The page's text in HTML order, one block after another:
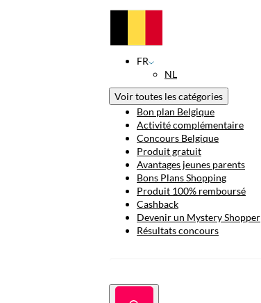
FR
NL
Voir toutes les catégories
Bon plan Belgique
Activité complémentaire
Concours Belgique
Produit gratuit
Avantages jeunes parents
Bons Plans Shopping
Produit 100% remboursé
Cashback
Devenir un Mystery Shopper
Résultats concours